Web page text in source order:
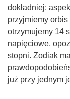
dokładniej:
przyjmiemy
otrzymujemy 14
napięciowe,
stopni. Zodiak
już przy jednym